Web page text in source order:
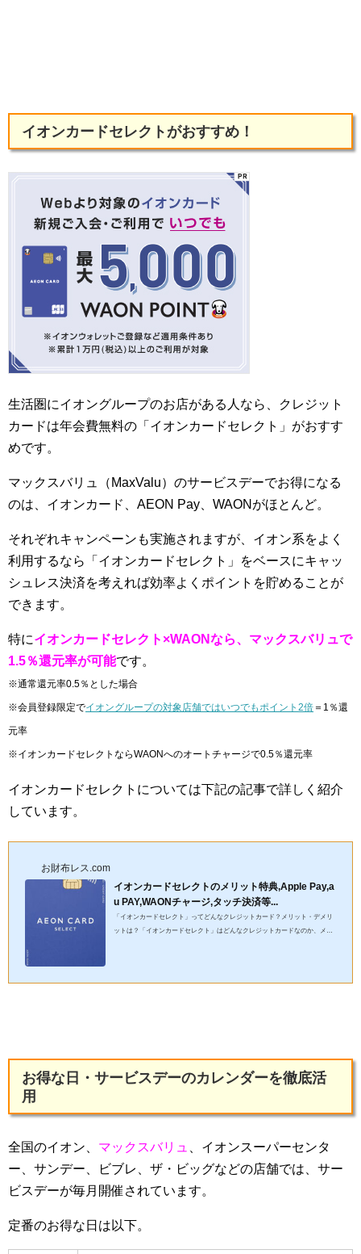
イオンカードセレクトがおすすめ！
生活圏にイオングループのお店がある人なら、クレジット
カードは年会費無料の「イオンカードセレクト」がおすす
めです。
マックスバリュ（MaxValu）のサービスデーでお得になる
のは、イオンカード、AEON Pay、WAONがほとんど。
それぞれキャンペーンも実施されますが、イオン系をよく
利用するなら「イオンカードセレクト」をベースにキャッ
シュレス決済を考えれば効率よくポイントを貯めることが
できます。
特にイオンカードセレクト×WAONなら、マックスバリュで
1.5％還元率が可能です。
※通常還元率0.5％とした場合
※会員登録限定でイオングループの対象店舗ではいつでもポイント2倍 ＝1％還
元率
※イオンカードセレクトならWAONへのオートチャージで0.5％還元率
イオンカードセレクトについては下記の記事で詳しく紹介
しています。
お財布レス.com
イオンカードセレクトのメリット特典,Apple Pay,a
u PAY,WAONチャージ,タッチ決済等...
「イオンカードセレクト」ってどんなクレジットカード？メリット・デメリ
ットは？「イオンカードセレクト」はどんなクレジットカードなのか、メリ
お得な日・サービスデーのカレンダーを徹底活
用
全国のイオン、 マックスバリュ
、イオンスーパーセンタ
ー、サンデー、ビブレ、ザ・ビッグなどの店舗では、サー
ビスデーが毎月開催されています。
定番のお得な日は以下。